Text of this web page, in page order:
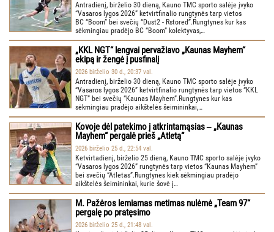
Antradienį, birželio 30 dieną, Kauno TMC sporto salėje įvyko
“Vasaros lygos 2026” ketvirtfinalio rungtynės tarp vietos
BC “Boom” bei svečių “Dust2 - Rstored”.Rungtynes kur kas
sėkmingiau pradėjo BC “Boom” kolektyvas,…
„KKL NGT“ lengvai pervažiavo „Kaunas Mayhem“
ekipą ir žengė į pusfinalį
2026 birželio 30 d., 20:37 val.
Antradienį, birželio 30 dieną, Kauno TMC sporto salėje įvyko
“Vasaros lygos 2026” ketvirtfinalio rungtynės tarp vietos “KKL
NGT” bei svečių “Kaunas Mayhem”.Rungtynes kur kas
sėkmingiau pradėjo aikštelės šeimininkai,…
Kovoje dėl patekimo į atkrintamąsias ‒ „Kaunas
Mayhem“ pergalė prieš „Atletą“
2026 birželio 25 d., 22:54 val.
Ketvirtadienį, birželio 25 dieną, Kauno TMC sporto salėje įvyko
“Vasaros lygos 2026” rungtynės tarp vietos “Kaunas Mayhem”
bei svečių “Atletas”.Rungtynes kiek sėkmingiau pradėjo
aikštelės šeimininkai, kurie šovė į…
M. Pažėros lemiamas metimas nulėmė „Team 97“
pergalę po pratęsimo
2026 birželio 25 d., 21:48 val.